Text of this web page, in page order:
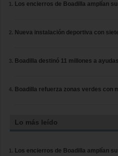
Los encierros de Boadilla amplían
Nueva instalación deportiva con
Boadilla destinó 11 millones a
Boadilla refuerza zonas verdes con
Lo más leído
Los encierros de Boadilla amplían